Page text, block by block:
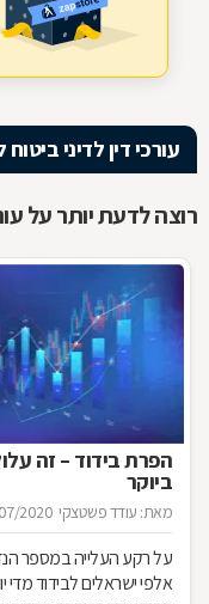
עורכי דין לדיני ביטוח
הפרת בידוד – זה
ביוקר
מאת: עודד פשטצקי 2020
על רקע העלייה במספר
אלפי ישראלים לבידוד